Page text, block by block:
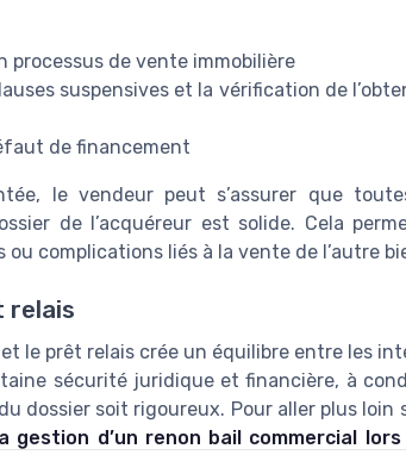
processus de vente immobilière
suspensives et la vérification de
de financement
le vendeur peut s’assurer que
de l’acquéreur est solide. Cela
complications liés à la vente de l’autre
relais
le prêt relais crée un équilibre entre les
sécurité juridique et financière, à
dossier soit rigoureux. Pour aller plus loin
d’un renon bail commercial lors